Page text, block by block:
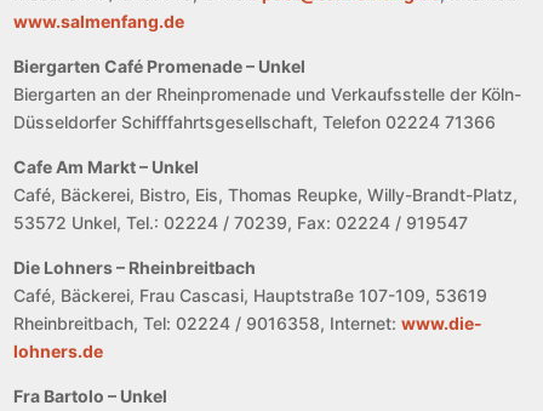
www.salmenfang.de
Biergarten Café Promenade – Unkel
Biergarten an der Rheinpromenade und Verkaufsstelle der Köln-
Düsseldorfer Schifffahrtsgesellschaft, Telefon 02224 71366
Cafe Am Markt – Unkel
Café, Bäckerei, Bistro, Eis, Thomas Reupke, Willy-Brandt-Platz,
53572 Unkel, Tel.: 02224 / 70239, Fax: 02224 / 919547
Die Lohners – Rheinbreitbach
Café, Bäckerei, Frau Cascasi, Hauptstraße 107-109, 53619
Rheinbreitbach, Tel: 02224 / 9016358, Internet:www.die-
lohners.de
Fra Bartolo – Unkel